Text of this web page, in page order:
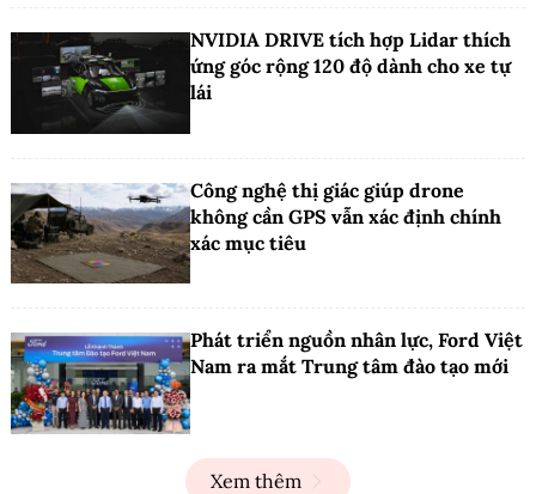
NVIDIA DRIVE tích hợp Lidar thích
ứng góc rộng 120 độ dành cho xe tự
lái
Công nghệ thị giác giúp drone
không cần GPS vẫn xác định chính
xác mục tiêu
Phát triển nguồn nhân lực, Ford Việt
Nam ra mắt Trung tâm đào tạo mới
Xem thêm